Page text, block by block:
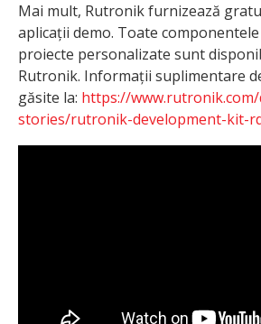
Mai mult, Rutronik furnizează
aplicații demo. Toate
proiecte personalizate sunt
Rutronik. Informații suplimentare
găsite la: https://
stories/rutronik-development-kit-